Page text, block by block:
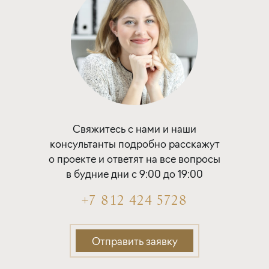
Подать заявку
Программа от Банка Россия
Покупка квартиры в строящемся доме
ставка
от 19,50%
1-й взнос
от 20%
срок
до 30 лет
платёж
445 275 руб.
Свяжитесь с нами и наши
консультанты подробно расскажут
о проекте и ответят на все вопросы
в будние дни с 9:00 до 19:00
+7 812 424 5728
Отправить заявку